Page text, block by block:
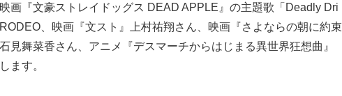
画『文豪ストレイドッグス DEAD APPLE』の主題歌「Deadly Dri
、映画『文スト』上村祐翔さん、映画『さよならの朝に約束
見舞菜香さん、アニメ『デスマーチからはじまる異世界狂想曲』
ます。